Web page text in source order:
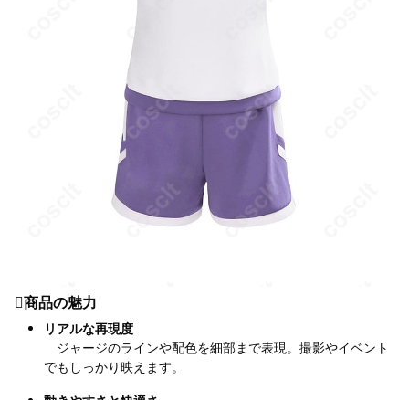
️商品の魅力
リアルな再現度
ジャージのラインや配色を細部まで表現。撮影やイベント
でもしっかり映えます。